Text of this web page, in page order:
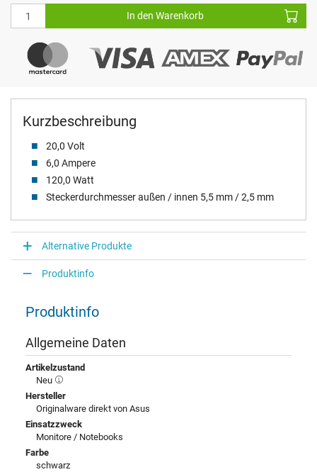
Kurzbeschreibung
20,0 Volt
6,0 Ampere
120,0 Watt
Steckerdurchmesser außen / innen 5,5 mm / 2,5 mm
In den Warenkorb
Alternative Produkte
Produktinfo
Produktinfo
Allgemeine Daten
Artikelzustand
Neu
Hersteller
Originalware direkt von Asus
Einsatzzweck
Monitore / Notebooks
Farbe
schwarz